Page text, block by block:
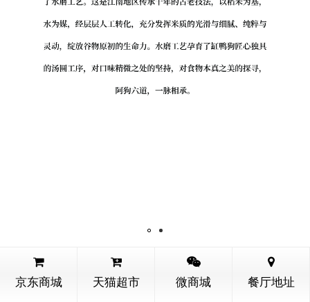
缸鸭狗 更多历史
京东商城 天猫超市 微商城 餐厅地址